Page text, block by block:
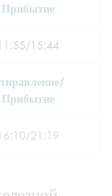
Прибытие
15:44
Прибытие
21:19